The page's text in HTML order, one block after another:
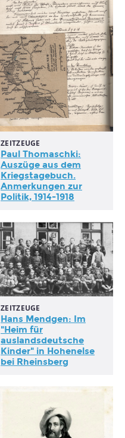
ZEITZEUGE
Paul Thomaschki:
Auszüge aus dem
Kriegstagebuch.
Anmerkungen zur
Politik, 1914-1918
ZEITZEUGE
Hans Mendgen: Im
"Heim für
auslandsdeutsche
Kinder" in Hohenelse
bei Rheinsberg